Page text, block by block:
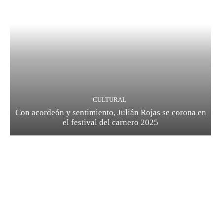
CULTURAL
Con acordeón y sentimiento, Julián Rojas se corona en
el festival del carnero 2025